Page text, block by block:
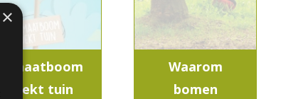
Klimaatboom
zoekt tuin
Waarom
bomen
×